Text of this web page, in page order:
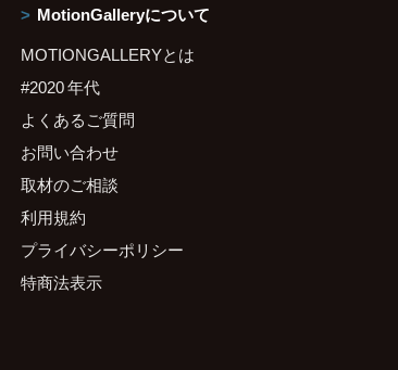
MotionGalleryについて
MOTIONGALLERYとは
#2020 年代
よくあるご質問
お問い合わせ
取材のご相談
利用規約
プライバシーポリシー
特商法表示